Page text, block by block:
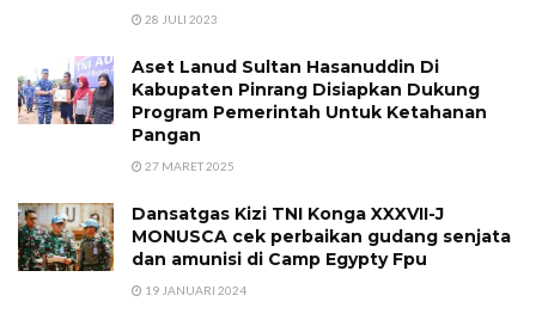
28 JULI 2023
Aset Lanud Sultan Hasanuddin Di
Kabupaten Pinrang Disiapkan Dukung
Program Pemerintah Untuk Ketahanan
Pangan
27 MARET 2025
Dansatgas Kizi TNI Konga XXXVII-J
MONUSCA cek perbaikan gudang senjata
dan amunisi di Camp Egypty Fpu
19 JANUARI 2024